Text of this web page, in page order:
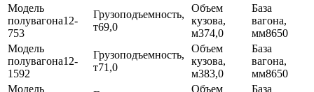
12-
753
69,0
74,0 8650
12-
1592
71,0
83,0 8650